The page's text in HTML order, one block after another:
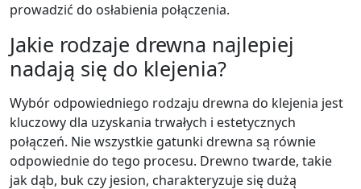
prowadzić do osłabienia połączenia.
Jakie rodzaje drewna najlepiej
nadają się do klejenia?
Wybór odpowiedniego rodzaju drewna do klejenia jest
kluczowy dla uzyskania trwałych i estetycznych
połączeń. Nie wszystkie gatunki drewna są równie
odpowiednie do tego procesu. Drewno twarde, takie
jak dąb, buk czy jesion, charakteryzuje się dużą